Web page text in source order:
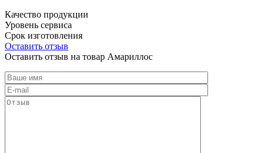
Качество продукции
Уровень сервиса
Срок изготовления
Оставить отзыв
Оставить отзыв на товар Амариллос